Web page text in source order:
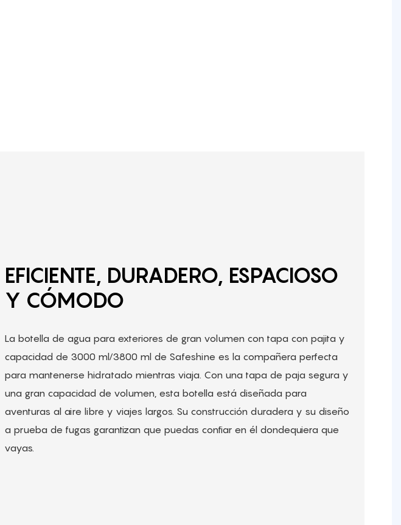
EFICIENTE, DURADERO, ESPACIOSO
Y CÓMODO
La botella de agua para exteriores de gran volumen con tapa con pajita y
capacidad de 3000 ml/3800 ml de Safeshine es la compañera perfecta
para mantenerse hidratado mientras viaja. Con una tapa de paja segura y
una gran capacidad de volumen, esta botella está diseñada para
aventuras al aire libre y viajes largos. Su construcción duradera y su diseño
a prueba de fugas garantizan que puedas confiar en él dondequiera que
vayas.